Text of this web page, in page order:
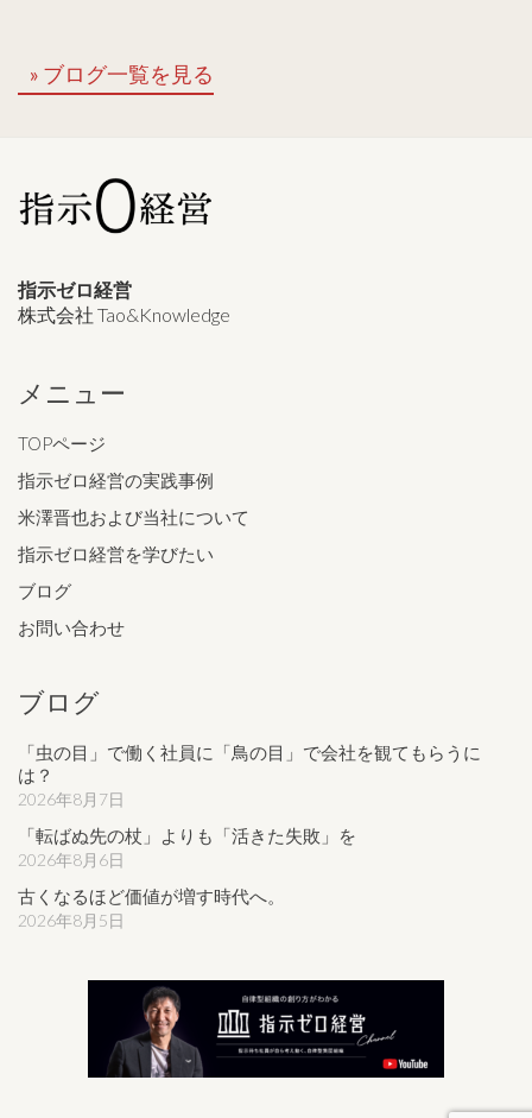
ブログ一覧を見る
指示ゼロ経営
株式会社 Tao&Knowledge
メニュー
TOPページ
指示ゼロ経営の実践事例
米澤晋也および当社について
指示ゼロ経営を学びたい
ブログ
お問い合わせ
ブログ
「虫の目」で働く社員に「鳥の目」で会社を観てもらうに
は？
2026年8月7日
「転ばぬ先の杖」よりも「活きた失敗」を
2026年8月6日
古くなるほど価値が増す時代へ。
2026年8月5日